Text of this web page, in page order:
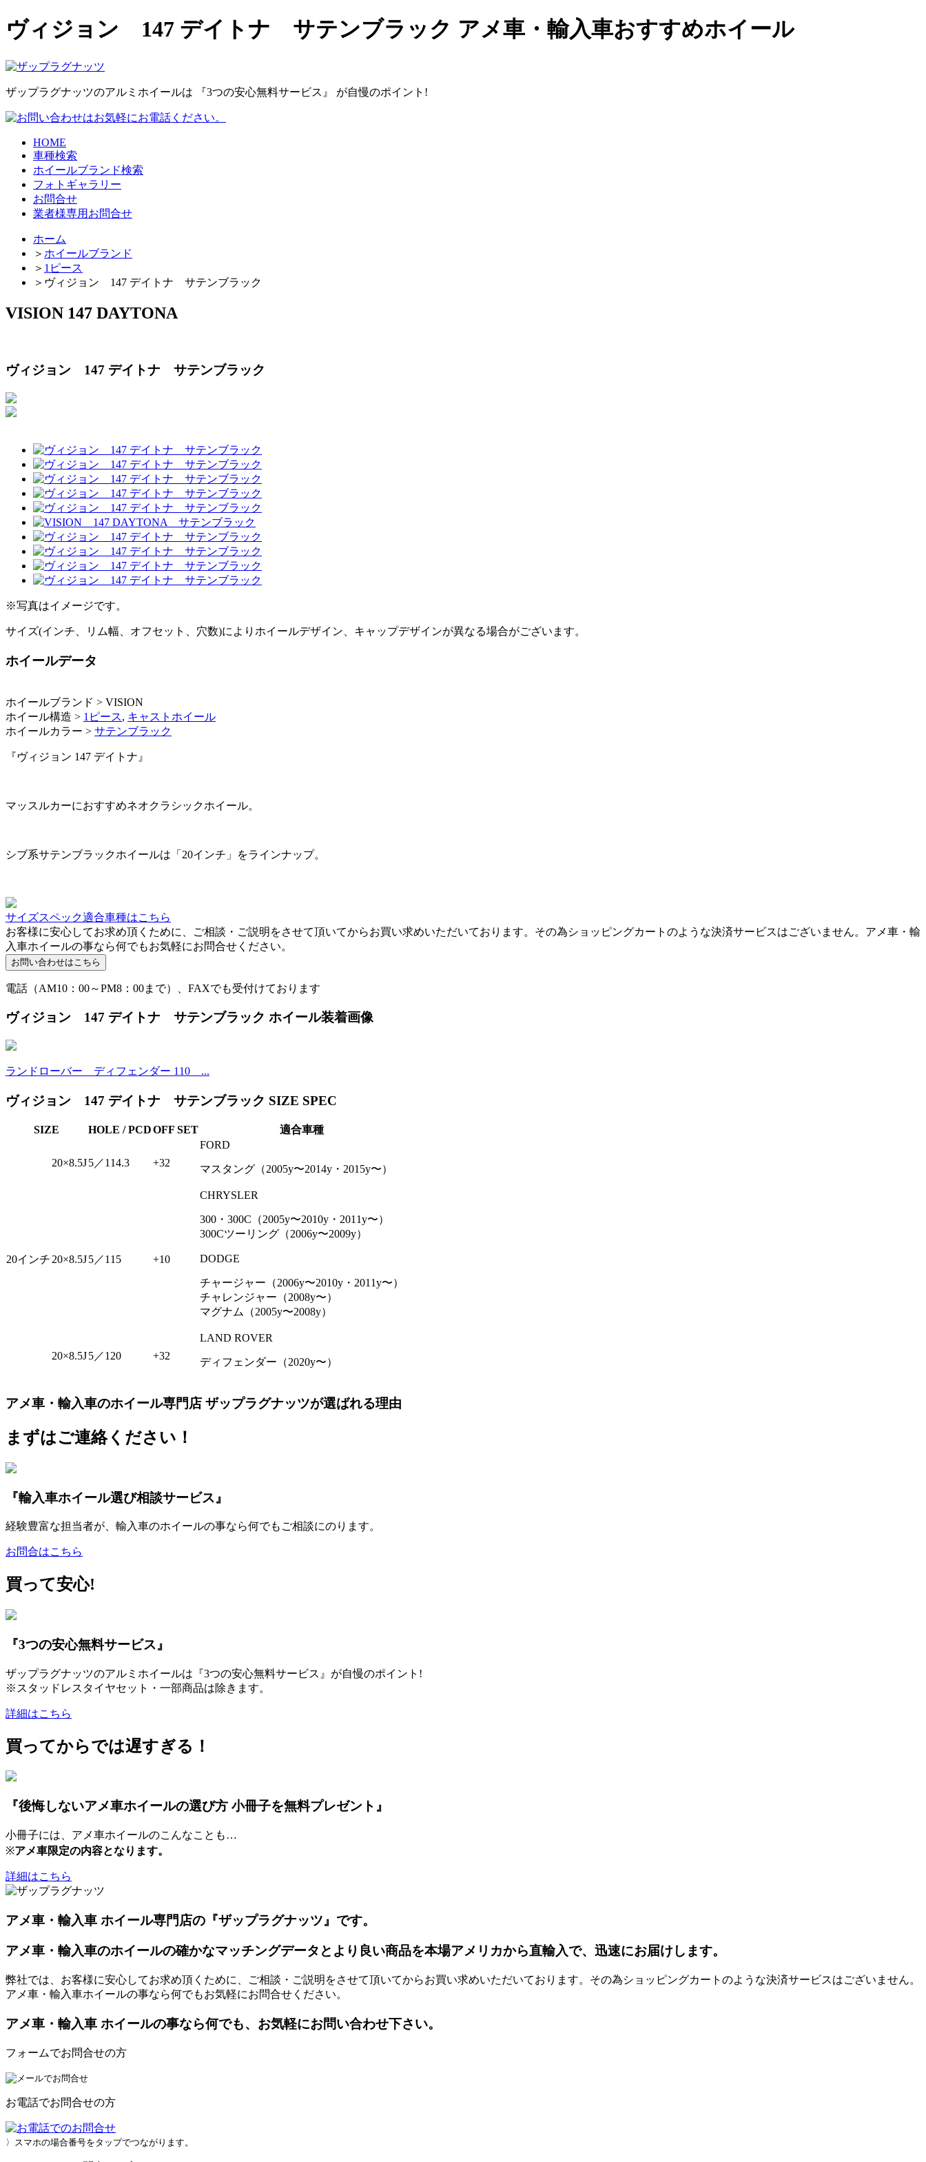
ヴィジョン 147 デイトナ サテンブラック アメ車・輸入車おすすめホイール
ザップラグナッツのアルミホイールは 『3つの安心無料サービス』 が自慢のポイント!
HOME
車種検索
ホイールブランド検索
フォトギャラリー
お問合せ
業者様専用お問合せ
ホーム
＞ ホイールブランド
＞ 1ピース
＞ ヴィジョン 147 デイトナ サテンブラック
VISION 147 DAYTONA
ヴィジョン 147 デイトナ サテンブラック
※写真はイメージです。
サイズ(インチ、リム幅、オフセット、穴数)によりホイールデザイン、キャップデザインが異なる場合がございます。
ホイールデータ
ホイールブランド > VISION
ホイール構造 > 1ピース, キャストホイール
ホイールカラー > サテンブラック
『ヴィジョン 147 デイトナ』
マッスルカーにおすすめネオクラシックホイール。
シブ系サテンブラックホイールは「20インチ」をラインナップ。
サイズスペック適合車種はこちら
お客様に安心してお求め頂くために、ご相談・ご説明をさせて頂いてからお買い求めいただいております。その為ショッピングカートのような決済サービスはございません。アメ車・輸
入車ホイールの事なら何でもお気軽にお問合せください。
電話（AM10：00～PM8：00まで）、FAXでも受付けております
ヴィジョン 147 デイトナ サテンブラック ホイール装着画像
ランドローバー ディフェンダー 110 ...
ヴィジョン 147 デイトナ サテンブラック SIZE SPEC
SIZE HOLE / PCDOFF SET 適合車種
20インチ
20×8.5J5／114.3 +32
FORD
マスタング（2005y〜2014y・2015y〜）
20×8.5J5／115 +10
CHRYSLER
300・300C（2005y〜2010y・2011y〜）
300Cツーリング（2006y〜2009y）
DODGE
チャージャー（2006y〜2010y・2011y〜）
チャレンジャー（2008y〜）
マグナム（2005y〜2008y）
20×8.5J5／120 +32
LAND ROVER
ディフェンダー（2020y〜）
アメ車・輸入車のホイール専門店 ザップラグナッツが選ばれる理由
まずはご連絡ください！
『輸入車ホイール選び相談サービス』
経験豊富な担当者が、輸入車のホイールの事なら何でもご相談にのります。
お問合はこちら
買って安心!
『3つの安心無料サービス』
ザップラグナッツのアルミホイールは『3つの安心無料サービス』が自慢のポイント!
※スタッドレスタイヤセット・一部商品は除きます。
詳細はこちら
買ってからでは遅すぎる！
『後悔しないアメ車ホイールの選び方 小冊子を無料プレゼント』
小冊子には、アメ車ホイールのこんなことも…
※アメ車限定の内容となります。
詳細はこちら
アメ車・輸入車 ホイール専門店の『ザップラグナッツ』です。
アメ車・輸入車のホイールの確かなマッチングデータとより良い商品を本場アメリカから直輸入で、迅速にお届けします。
弊社では、お客様に安心してお求め頂くために、ご相談・ご説明をさせて頂いてからお買い求めいただいております。その為ショッピングカートのような決済サービスはございません。
アメ車・輸入車ホイールの事なら何でもお気軽にお問合せください。
アメ車・輸入車 ホイールの事なら何でも、お気軽にお問い合わせ下さい。
フォームでお問合せの方
お電話でお問合せの方
〉スマホの場合番号をタップでつながります。